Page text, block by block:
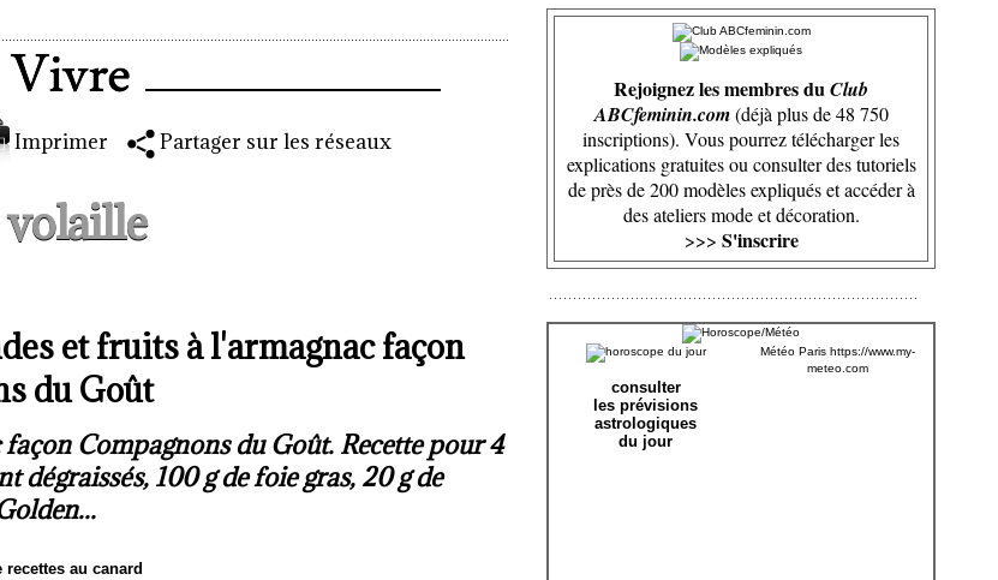
Imprimer Partager sur les réseaux
volaille
et fruits à l'armagnac façon
du Goût
Compagnons du Goût. Recette pour 4
100 g de foie gras, 20 g de
au canard
Rejoignez les membres duClub
ABCfeminin.com(déjà plus de 48 750
inscriptions). Vous pourrez télécharger les
explications gratuites ou consulter des tutoriels
de près de 200 modèles expliqués et accéder à
des ateliers mode et décoration.
>>> S'inscrire
consulter
les prévisions
astrologiques
du jour
Météo Paris https://www.my-
meteo.com